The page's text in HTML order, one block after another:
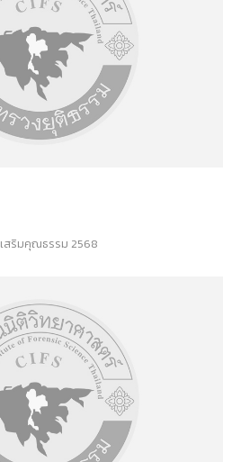
สริมคุณธรรม 2568